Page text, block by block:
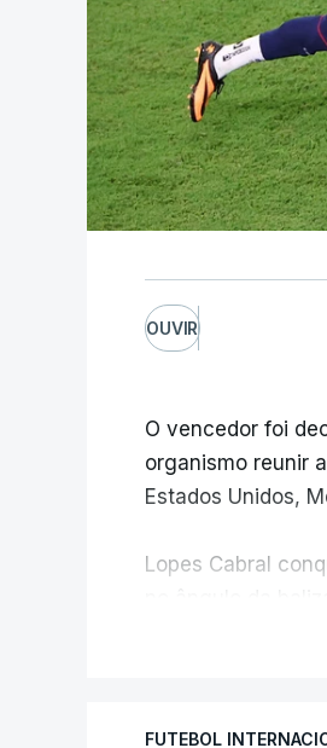
OUVIR
O vencedor foi
organismo reunir
Estados Unidos,
Lopes Cabral
recordando o
FUTEBOL